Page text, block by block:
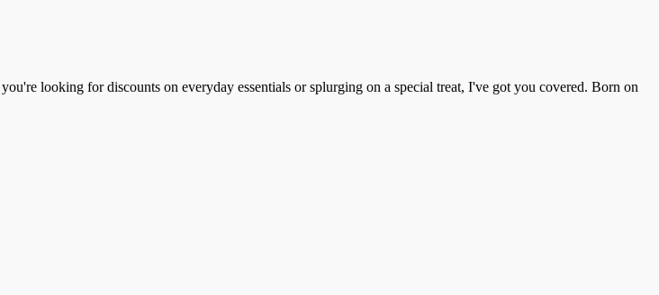
looking for discounts on everyday essentials or splurging on a special treat, I've got you covered. Born on